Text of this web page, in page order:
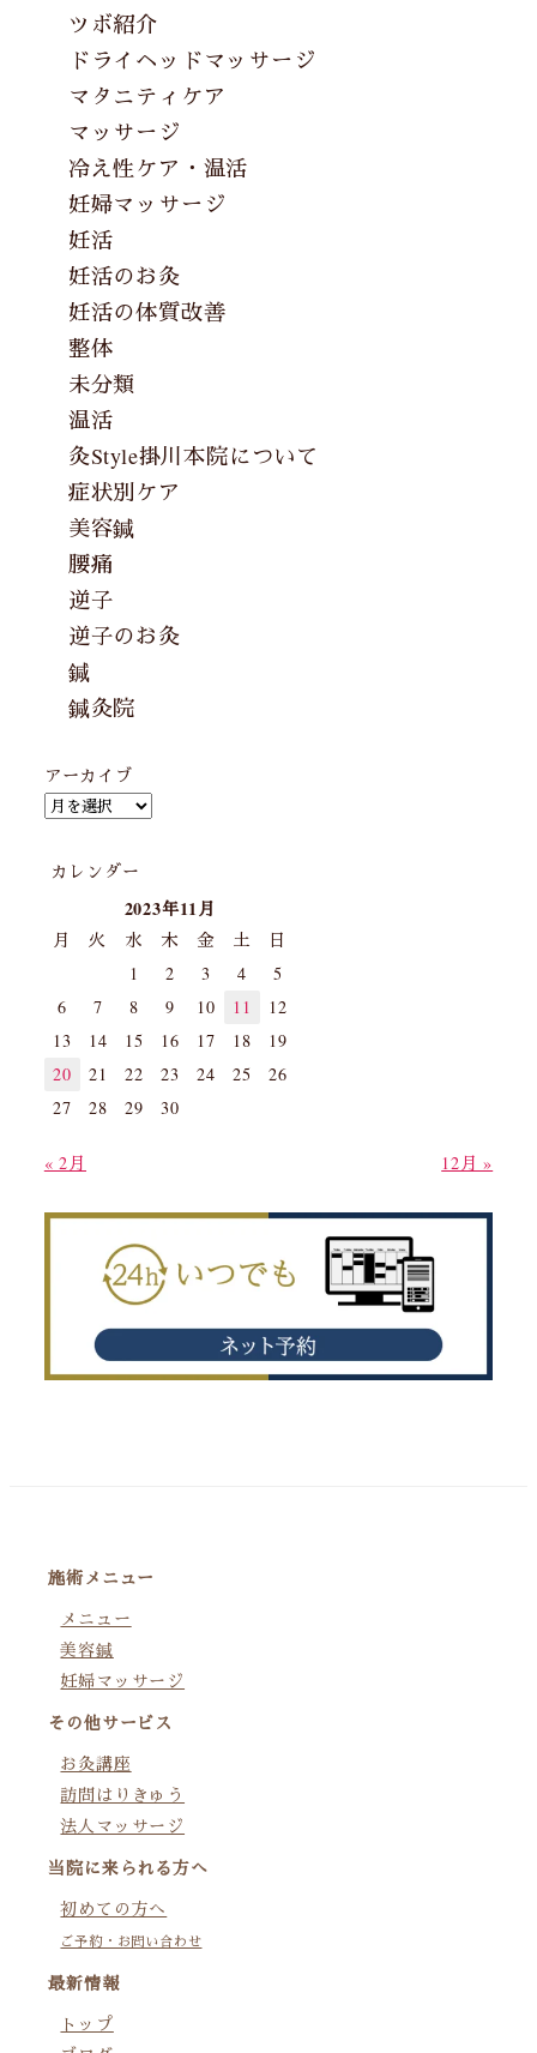
ツボ紹介
ドライヘッドマッサージ
マタニティケア
マッサージ
冷え性ケア・温活
妊婦マッサージ
妊活
妊活のお灸
妊活の体質改善
整体
未分類
温活
灸Style掛川本院について
症状別ケア
美容鍼
腰痛
逆子
逆子のお灸
鍼
鍼灸院
アーカイブ
カレンダー
2023年11月
月 火 水 木 金 土
日
1
2 3 4
5
6
7 8 9 10 11
12
13
14 15 16 17 18
19
20
21 22 23 24 25
26
27
28 29 30
« 2月 12月 »
施術メニュー
メニュー
美容鍼
妊婦マッサージ
その他サービス
お灸講座
訪問はりきゅう
法人マッサージ
当院に来られる方へ
初めての方へ
ご予約・お問い合わせ
最新情報
トップ